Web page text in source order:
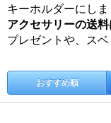
キーホルダーにしま
アクセサリーの送
プレゼントや、スベ
おすすめ順